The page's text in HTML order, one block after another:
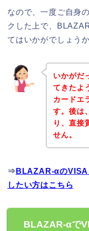
なので、一度ご自身
クした上で、
てはいかがでしょう
いかがだ
てきたよ
カードエ
す。後は
り、直接
せん。
⇒ BLAZAR-αのVISA
したい方はこちら
BLAZAR-αで